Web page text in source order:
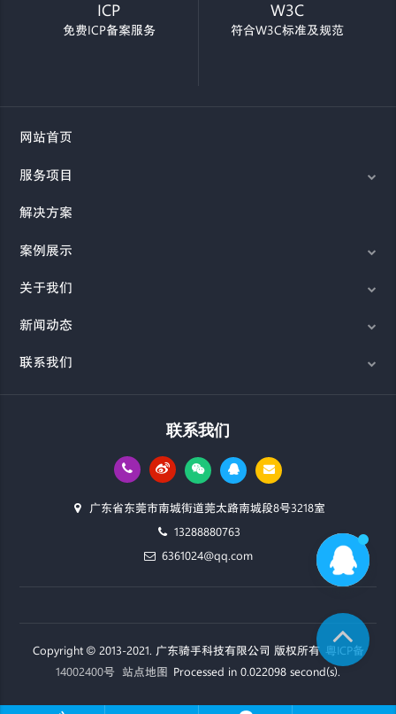
ICP
免费ICP备案服务
W3C
符合W3C标准及规范
网站首页
服务项目
解决方案
案例展示
关于我们
新闻动态
联系我们
联系我们
广东省东莞市南城街道莞太路南城段8号3218室
13288880763
6361024@qq.com
Copyright © 2013-2021. 广东骑手科技有限公司 版权所有 粤ICP备
14002400号 站点地图 Processed in 0.022098 second(s).